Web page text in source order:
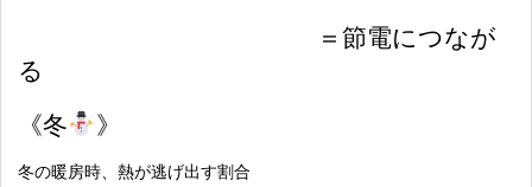
＝節電につなが
る
《冬
》
冬の暖房時、熱が逃げ出す割合